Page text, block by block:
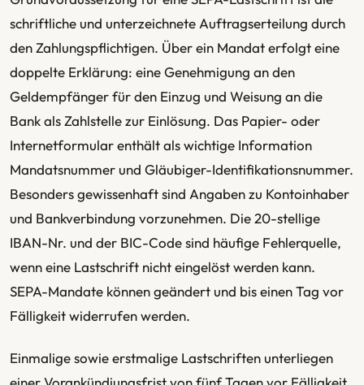
schriftliche und unterzeichnete Auftragserteilung durch
den Zahlungspflichtigen. Über ein Mandat erfolgt eine
doppelte Erklärung: eine Genehmigung an den
Geldempfänger für den Einzug und Weisung an die
Bank als Zahlstelle zur Einlösung. Das Papier- oder
Internetformular enthält als wichtige Information
Mandatsnummer und Gläubiger-Identifikationsnummer.
Besonders gewissenhaft sind Angaben zu Kontoinhaber
und Bankverbindung vorzunehmen. Die 20-stellige
IBAN-Nr. und der BIC-Code sind häufige Fehlerquelle,
wenn eine Lastschrift nicht eingelöst werden kann.
SEPA-Mandate können geändert und bis einen Tag vor
Fälligkeit widerrufen werden.
Einmalige sowie erstmalige Lastschriften unterliegen